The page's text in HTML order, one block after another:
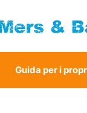
Guida per i